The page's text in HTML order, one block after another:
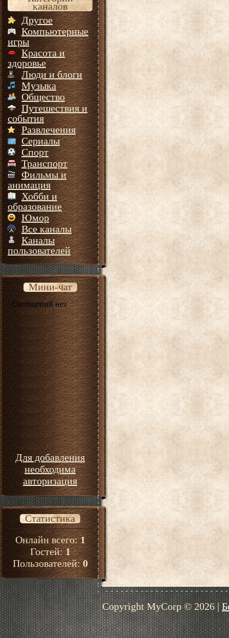
каналов
Другое
Компьютерные
игры
Красота и
здоровье
Люди и блоги
Музыка
Общество
Путешествия и
события
Развлечения
Сериалы
Спорт
Транспорт
Фильмы и
анимация
Хобби и
образование
Юмор
Все каналы
Каналы
пользователей
Мини-чат
Для добавления
необходима
авторизация
Статистика
Онлайн всего:1
Гостей:1
Пользователей:0
Copyright MyCorp © 2026|